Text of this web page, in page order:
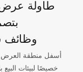
وظائف
أسفل منطقة العرض
خصيصًا لبيئات البيع